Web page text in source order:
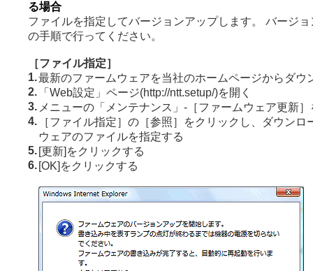
る場合
ファイルを指定してバージョンアップします。 バージ
の手順で行ってください。
［ファイル指定］
1.最新のファームウェアを当社のホームページからダウ
2.
「Web設定」ページ(http://ntt.setup/)を開く
3. メニューの「メンテナンス」-［ファームウェア更新
4.
［ファイル指定］の［参照］をクリックし、ダウンロ
ウェアのファイルを指定する
5. [更新]をクリックする
6. [OK]をクリックする